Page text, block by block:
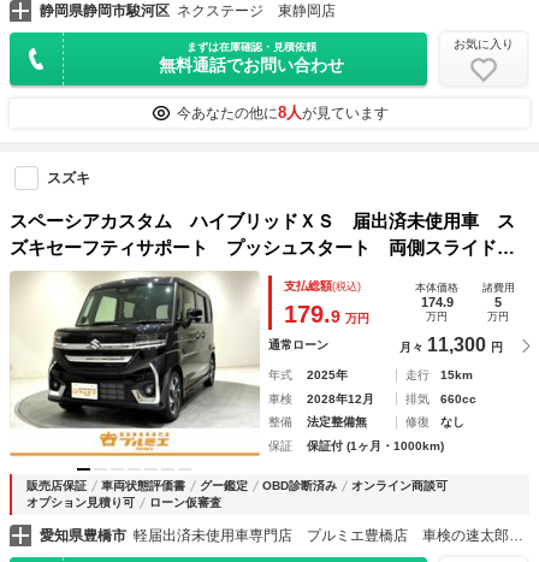
静岡県静岡市駿河区 ネクステージ 東静岡店
まずは在庫確認・見積依頼
無料通話でお問い合わせ
お気に入り
今あなたの他に8人が見ています
スズキ
スペーシアカスタム ハイブリッドＸＳ 届出済未使用車 ス
ズキセーフティサポート プッシュスタート 両側スライド片
側電動スライドドア 電動格納ミラー オートエアコン オー
トライト 電動パーキングブレーキ ブレーキホールド
支払総額(税込)
179.9 万円
本体価格
174.9
万円
諸費用
5
万円
通常ローン 月々 11,300 円
年式 2025年 走行
15km
車検
2028年12月 排気
660cc
整備
法定整備無 修復
なし
保証
保証付 (1ヶ月・1000km)
販売店保証 車両状態評価書 グー鑑定 OBD診断済み
オンライン商談可
オプション見積り可
ローン仮審査
愛知県豊橋市 軽届出済未使用車専門店 プルミエ豊橋店 車検の速太郎豊橋店